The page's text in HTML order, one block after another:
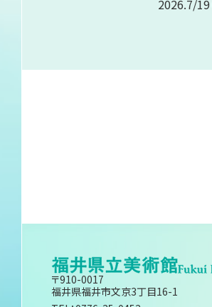
2026.7/19
〒910-0017
福井県福井市文京3丁目16-1